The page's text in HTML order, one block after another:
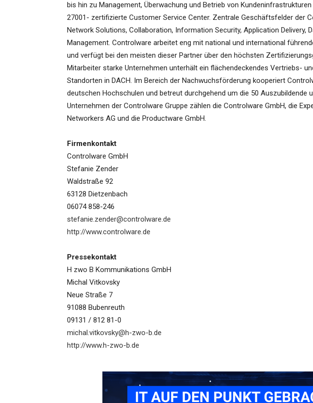
bis hin zu Management, Überwachung und Betrieb von
27001- zertifizierte Customer Service Center. Zentrale Geschäftsfelder der
Network Solutions, Collaboration, Information Security, Application Delivery,
Management. Controlware arbeitet eng mit national und international
und verfügt bei den meisten dieser Partner über den höchsten
Mitarbeiter starke Unternehmen unterhält ein flächendeckendes Vertriebs-
Standorten in DACH. Im Bereich der Nachwuchsförderung kooperiert
deutschen Hochschulen und betreut durchgehend um die 50 Auszubildende
Unternehmen der Controlware Gruppe zählen die Controlware GmbH, die
Networkers AG und die Productware GmbH.
Firmenkontakt
Controlware GmbH
Stefanie Zender
Waldstraße 92
63128 Dietzenbach
06074 858-246
stefanie.zender@controlware.de
http://www.controlware.de
Pressekontakt
H zwo B Kommunikations GmbH
Michal Vitkovsky
Neue Straße 7
91088 Bubenreuth
09131 / 812 81-0
michal.vitkovsky@h-zwo-b.de
http://www.h-zwo-b.de